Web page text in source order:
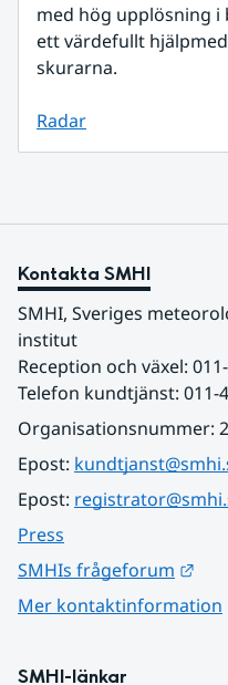
med hög upplösning i
ett värdefullt
skurarna.
Radar
Kontakta SMHI
SMHI, Sveriges
institut
Reception och växel:
Telefon kundtjänst: 011-
Organisationsnummer:
Epost:
Epost:
Press
SMHIs frågeforum
Mer kontaktinformation
SMHI-länkar